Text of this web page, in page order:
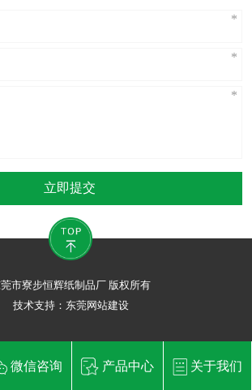
立即提交
市寮步恒辉纸制品厂 版权所有
技术支持： 东莞网站建设
微信咨询 产品中心 关于我们